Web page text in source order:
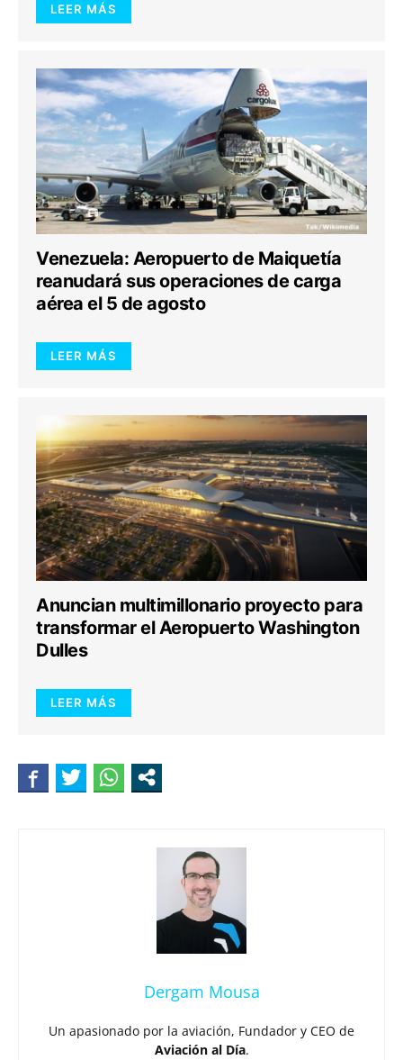
LEER MÁS
Venezuela: Aeropuerto de Maiquetía
reanudará sus operaciones de carga
aérea el 5 de agosto
LEER MÁS
Anuncian multimillonario proyecto para
transformar el Aeropuerto Washington
Dulles
LEER MÁS
Dergam Mousa
Un apasionado por la aviación, Fundador y CEO de
Aviación al Día.